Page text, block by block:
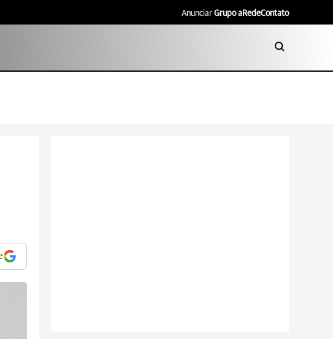
Anunciar Grupo aRedeContato